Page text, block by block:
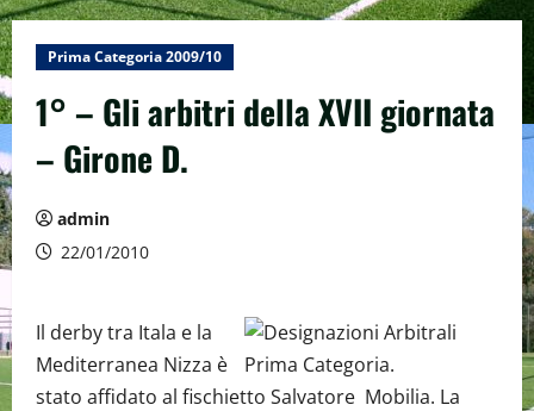
principale
Prima Categoria 2009/10
1° – Gli arbitri della XVII giornata
– Girone D.
admin
22/01/2010
Il derby tra Itala e la
Mediterranea Nizza è
stato affidato al fischietto Salvatore Mobilia. La